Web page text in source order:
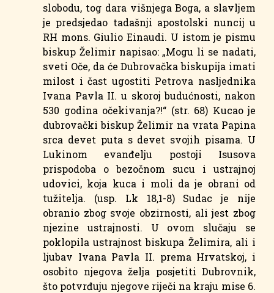
slobodu, tog dara višnjega Boga, a slavljem
je predsjedao tadašnji apostolski nuncij u
RH mons. Giulio Einaudi. U istom je pismu
biskup Želimir napisao: „Mogu li se nadati,
sveti Oče, da će Dubrovačka biskupija imati
milost i čast ugostiti Petrova nasljednika
Ivana Pavla II. u skoroj budućnosti, nakon
530 godina očekivanja?!“ (str. 68) Kucao je
dubrovački biskup Želimir na vrata Papina
srca devet puta s devet svojih pisama. U
Lukinom evanđelju postoji Isusova
prispodoba o bezočnom sucu i ustrajnoj
udovici, koja kuca i moli da je obrani od
tužitelja. (usp. Lk 18,1-8) Sudac je nije
obranio zbog svoje obzirnosti, ali jest zbog
njezine ustrajnosti. U ovom slučaju se
poklopila ustrajnost biskupa Želimira, ali i
ljubav Ivana Pavla II. prema Hrvatskoj, i
osobito njegova želja posjetiti Dubrovnik,
što potvrđuju njegove riječi na kraju mise 6.